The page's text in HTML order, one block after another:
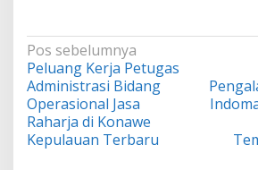
Navigasi
pos
Pos sebelumnya
Peluang Kerja Petugas
Administrasi Bidang
Operasional Jasa
Raharja di Konawe
Kepulauan Terbaru